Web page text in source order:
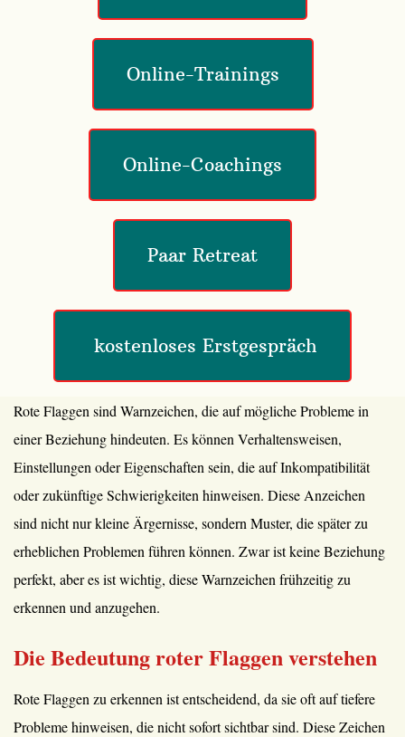
Online-Trainings
Online-Coachings
Paar Retreat
kostenloses Erstgespräch
Rote Flaggen sind Warnzeichen, die auf mögliche Probleme in
einer Beziehung hindeuten. Es können Verhaltensweisen,
Einstellungen oder Eigenschaften sein, die auf Inkompatibilität
oder zukünftige Schwierigkeiten hinweisen. Diese Anzeichen
sind nicht nur kleine Ärgernisse, sondern Muster, die später zu
erheblichen Problemen führen können. Zwar ist keine Beziehung
perfekt, aber es ist wichtig, diese Warnzeichen frühzeitig zu
erkennen und anzugehen.
Die Bedeutung roter Flaggen verstehen
Rote Flaggen zu erkennen ist entscheidend, da sie oft auf tiefere
Probleme hinweisen, die nicht sofort sichtbar sind. Diese Zeichen